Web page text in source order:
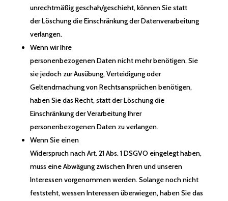
unrechtmäßig geschah/geschieht, können Sie statt
der Löschung die Einschränkung der Datenverarbeitung
verlangen.
Wenn wir Ihre
personenbezogenen Daten nicht mehr benötigen, Sie
sie jedoch zur Ausübung, Verteidigung oder
Geltendmachung von Rechtsansprüchen benötigen,
haben Sie das Recht, statt der Löschung die
Einschränkung der Verarbeitung Ihrer
personenbezogenen Daten zu verlangen.
Wenn Sie einen
Widerspruch nach Art. 21 Abs. 1 DSGVO eingelegt haben,
muss eine Abwägung zwischen Ihren und unseren
Interessen vorgenommen werden. Solange noch nicht
feststeht, wessen Interessen überwiegen, haben Sie das